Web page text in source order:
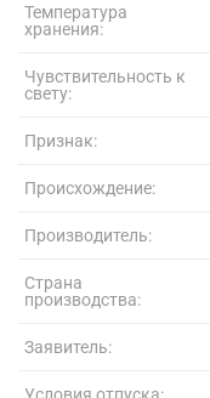
Температура
хранения:
Чувствительность к
свету:
Признак:
Происхождение:
Производитель:
Страна
производства:
Заявитель:
Условия отпуска: